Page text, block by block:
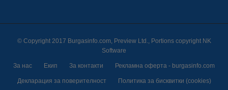
© Copyright 2017 Burgasinfo.com, Preview Ltd., Portions copyright NK
Software
За нас Екип За контакти Рекламна оферта - burgasinfo.com
Декларация за поверителност Политика за бисквитки (cookies)